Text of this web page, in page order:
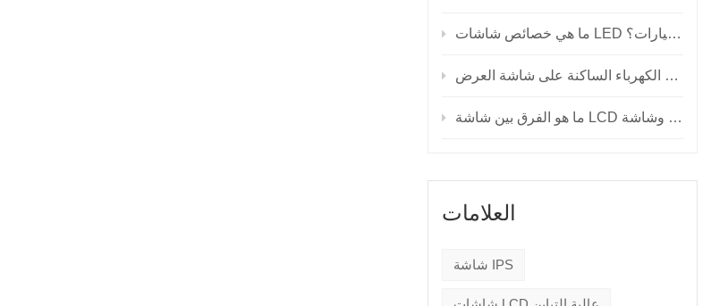
ما هي خصائص شاشات LED للسيارات؟
العلامات
شاشة IPS